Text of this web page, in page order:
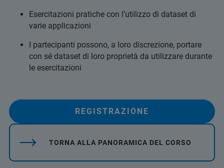
Esercitazioni pratiche con l’utilizzo di dataset di
varie applicazioni
I partecipanti possono, a loro discrezione, portare
con sé dataset di loro proprietà da utilizzare durante
le esercitazioni
REGISTRAZIONE
TORNA ALLA PANORAMICA DEL CORSO